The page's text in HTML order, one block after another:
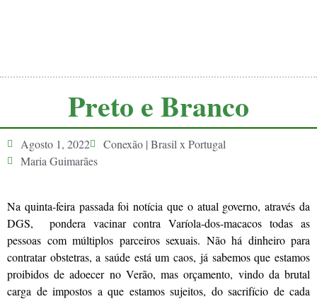
Preto e Branco
Agosto 1, 2022
Conexão | Brasil x Portugal
Maria Guimarães
Na quinta-feira passada foi notícia que o atual governo, através da
DGS, pondera vacinar contra Varíola-dos-macacos todas as
pessoas com múltiplos parceiros sexuais. Não há dinheiro para
contratar obstetras, a saúde está um caos, já sabemos que estamos
proibidos de adoecer no Verão, mas orçamento, vindo da brutal
carga de impostos a que estamos sujeitos, do sacrifício de cada